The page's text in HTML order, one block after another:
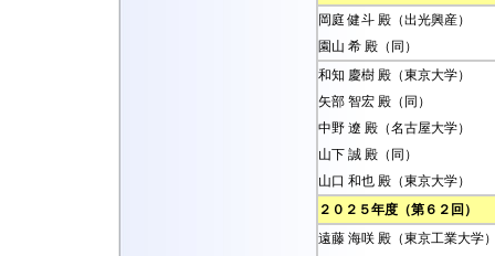
岡庭 健斗 殿（出光興産）
園山 希 殿（同）
和知 慶樹 殿（東京大学）
矢部 智宏 殿（同）
中野 遼 殿（名古屋大学）
山下 誠 殿（同）
山口 和也 殿（東京大学）
２０２５年度（第６２回）
遠藤 海咲 殿（東京工業大学